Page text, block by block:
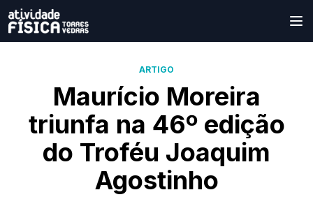
ARTIGO
Maurício Moreira
triunfa na 46º edição
do Troféu Joaquim
Agostinho